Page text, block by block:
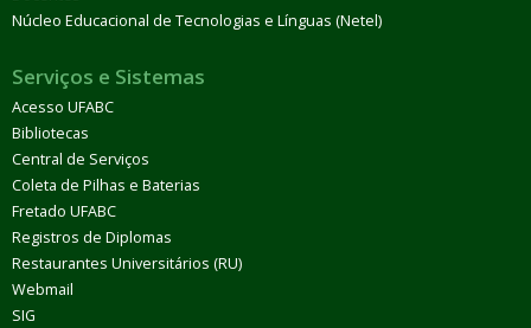
Núcleo Educacional de Tecnologias e Línguas (Netel)
Serviços e Sistemas
Acesso UFABC
Bibliotecas
Central de Serviços
Coleta de Pilhas e Baterias
Fretado UFABC
Registros de Diplomas
Restaurantes Universitários (RU)
Webmail
SIG